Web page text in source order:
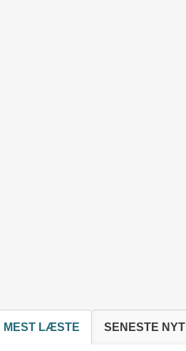
MEST LÆSTE SENESTE NYT